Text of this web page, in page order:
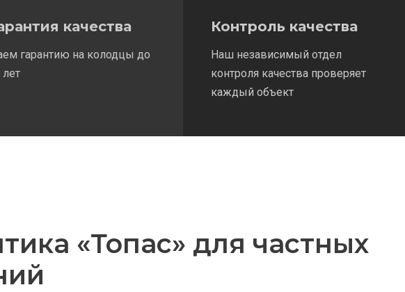
качества
гарантию на колодцы до
лет
Контроль качества
Наш независимый отдел
контроля качества проверяет
каждый объект
«Топас» для частных